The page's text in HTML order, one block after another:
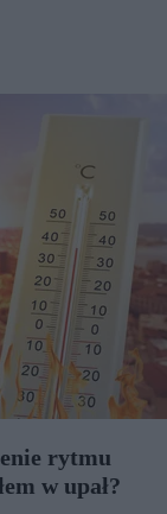
rytmu
w upał?